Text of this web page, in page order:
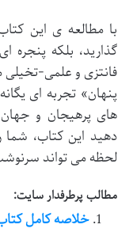
با مطالعه ی این
گذارید، بلکه
فانتزی و علمی-
پنهان» تجربه ای
های پرهیجان و
دهید این کتاب، شما
لحظه می تواند
مطالب پرطرفدار سایت:
خلاصه کامل